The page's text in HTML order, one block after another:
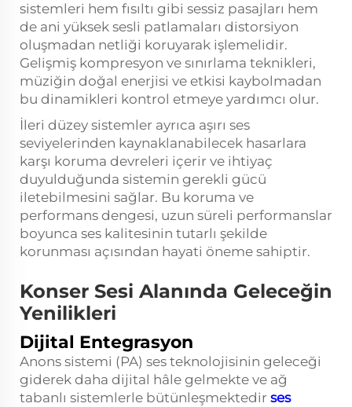
sistemleri hem fısıltı gibi sessiz pasajları hem
de ani yüksek sesli patlamaları distorsiyon
oluşmadan netliği koruyarak işlemelidir.
Gelişmiş kompresyon ve sınırlama teknikleri,
müziğin doğal enerjisi ve etkisi kaybolmadan
bu dinamikleri kontrol etmeye yardımcı olur.
İleri düzey sistemler ayrıca aşırı ses
seviyelerinden kaynaklanabilecek hasarlara
karşı koruma devreleri içerir ve ihtiyaç
duyulduğunda sistemin gerekli gücü
iletebilmesini sağlar. Bu koruma ve
performans dengesi, uzun süreli performanslar
boyunca ses kalitesinin tutarlı şekilde
korunması açısından hayati öneme sahiptir.
Konser Sesi Alanında Geleceğin
Yenilikleri
Dijital Entegrasyon
Anons sistemi (PA) ses teknolojisinin geleceği
giderek daha dijital hâle gelmekte ve ağ
tabanlı sistemlerle bütünleşmektedir ses